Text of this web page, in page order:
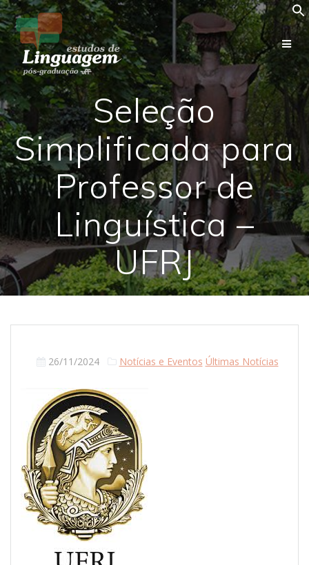
Skip
content
Seleção
Simplificada para
Professor de
Linguística –
UFRJ
26/11/2024 Notícias e Eventos Últimas Notícias